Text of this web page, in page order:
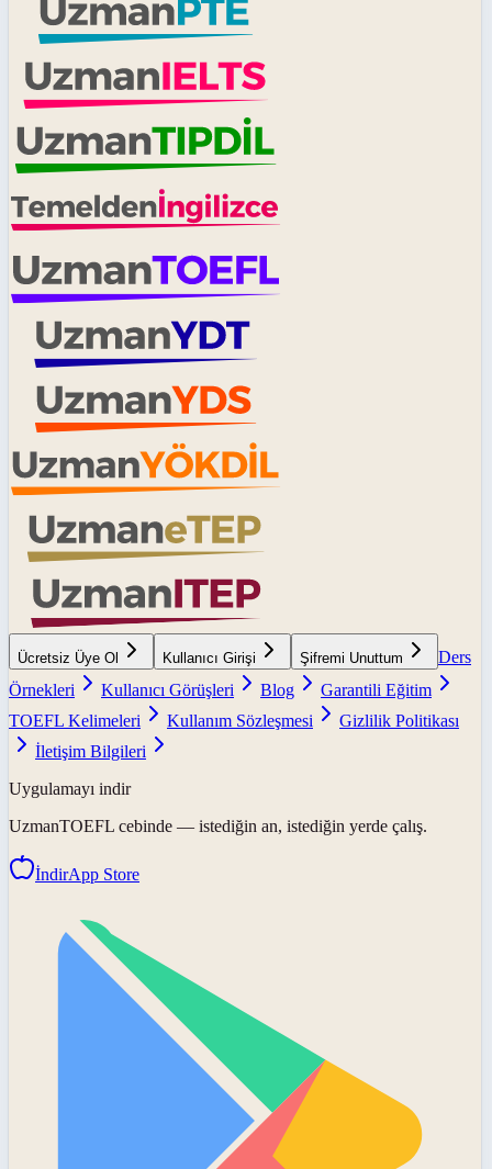
Ücretsiz Üye Ol Kullanıcı Girişi Şifremi Unuttum
Ders
Örnekleri
Kullanıcı Görüşleri Blog
Garantili Eğitim
TOEFL Kelimeleri
Kullanım Sözleşmesi
Gizlilik Politikası
İletişim Bilgileri
Uygulamayı indir
UzmanTOEFL cebinde — istediğin an, istediğin yerde çalış.
İndirApp Store